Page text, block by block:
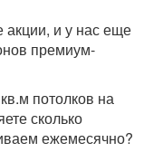
акции, и у нас еще
премиум-
потолков на
сколько
ежемесячно?